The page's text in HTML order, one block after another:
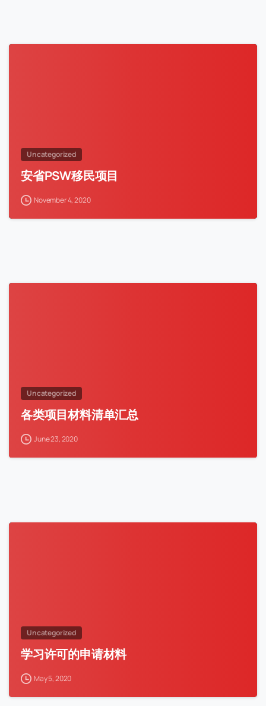
Uncategorized
安省PSW移民项目
November 4, 2020
Uncategorized
各类项目材料清单汇总
June 23, 2020
Uncategorized
学习许可的申请材料
May 5, 2020